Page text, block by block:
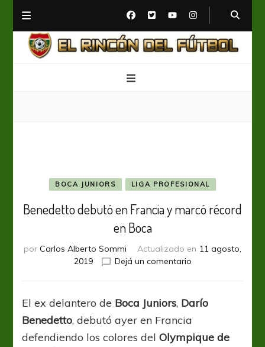
BOCA JUNIORS LIGA PROFESIONAL
Benedetto debutó en Francia y marcó récord
en Boca
por Carlos Alberto Sommi Actualizado en 11 agosto,
2019
Dejá un comentarioen
Francia
y
marcó
El ex delantero de Boca Juniors, Darío
Benedetto, debutó ayer en Francia
defendiendo los colores delOlympique de